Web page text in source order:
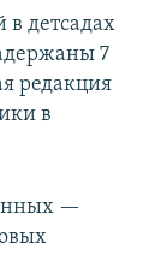
в детсадах
7
редакция
в
—